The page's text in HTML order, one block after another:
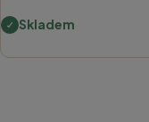
Skladem